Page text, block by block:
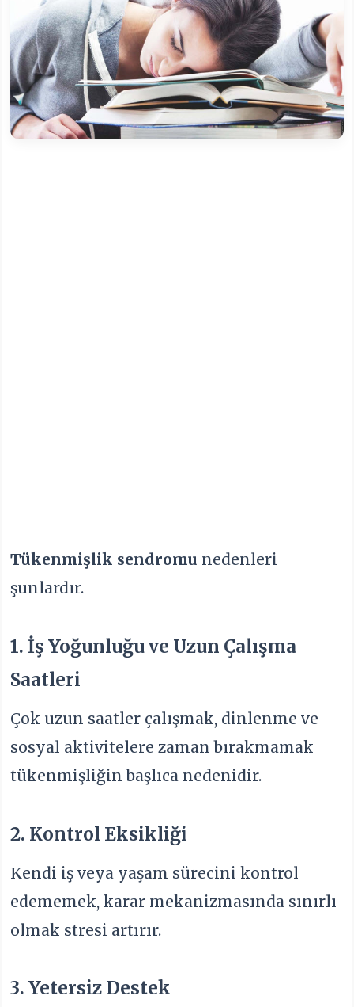
Tükenmişlik sendromu nedenleri
şunlardır.
1. İş Yoğunluğu ve Uzun Çalışma
Saatleri
Çok uzun saatler çalışmak, dinlenme ve
sosyal aktivitelere zaman bırakmamak
tükenmişliğin başlıca nedenidir.
2. Kontrol Eksikliği
Kendi iş veya yaşam sürecini kontrol
edememek, karar mekanizmasında sınırlı
olmak stresi artırır.
3. Yetersiz Destek